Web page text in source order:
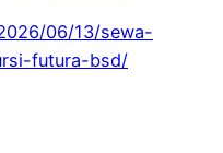
06/13/sewa-
futura-bsd/